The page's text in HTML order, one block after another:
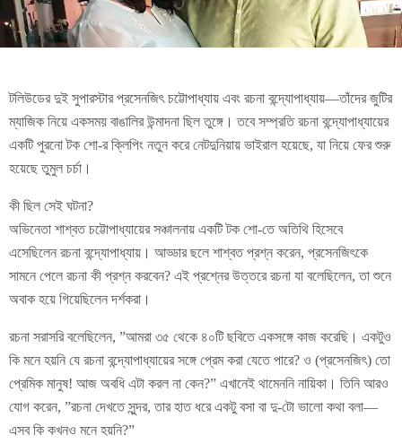
টলিউডের দুই সুপারস্টার প্রসেনজিৎ চট্টোপাধ্যায় এবং রচনা বন্দ্যোপাধ্যায়—তাঁদের জুটির
ম্যাজিক নিয়ে একসময় বাঙালির উন্মাদনা ছিল তুঙ্গে। তবে সম্প্রতি রচনা বন্দ্যোপাধ্যায়ের
একটি পুরনো টক শো-র ক্লিপিং নতুন করে নেটদুনিয়ায় ভাইরাল হয়েছে, যা নিয়ে ফের শুরু
হয়েছে তুমুল চর্চা।
কী ছিল সেই ঘটনা?
অভিনেতা শাশ্বত চট্টোপাধ্যায়ের সঞ্চালনায় একটি টক শো-তে অতিথি হিসেবে
এসেছিলেন রচনা বন্দ্যোপাধ্যায়। আড্ডার ছলে শাশ্বত প্রশ্ন করেন, প্রসেনজিৎকে
সামনে পেলে রচনা কী প্রশ্ন করবেন? এই প্রশ্নের উত্তরে রচনা যা বলেছিলেন, তা শুনে
অবাক হয়ে গিয়েছিলেন দর্শকরা।
রচনা সরাসরি বলেছিলেন, ”আমরা ৩৫ থেকে ৪০টি ছবিতে একসঙ্গে কাজ করেছি। একটুও
কি মনে হয়নি যে রচনা বন্দ্যোপাধ্যায়ের সঙ্গে প্রেম করা যেতে পারে? ও (প্রসেনজিৎ) তো
প্রেমিক মানুষ! আজ অবধি এটা করল না কেন?” এখানেই থামেননি নায়িকা। তিনি আরও
যোগ করেন, ”রচনা দেখতে সুন্দর, তার হাত ধরে একটু বসা বা দু-টো ভালো কথা বলা—
এসব কি কখনও মনে হয়নি?”